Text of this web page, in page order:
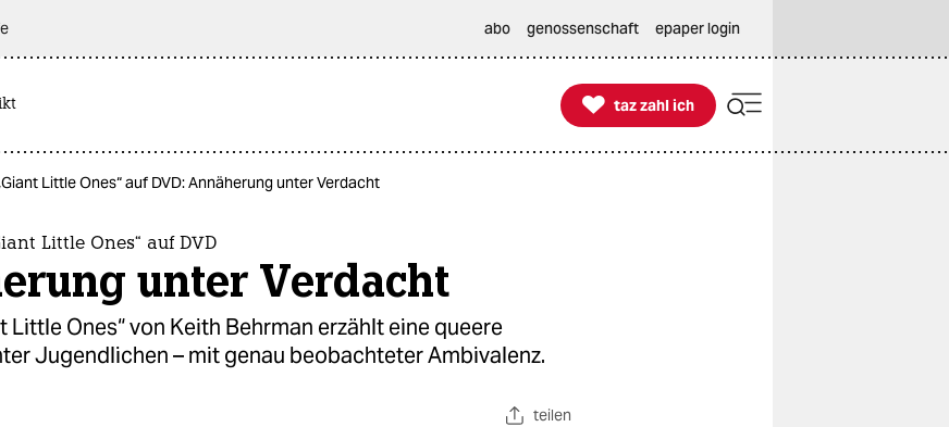
abo genossenschaft epaper login

taz zahl ich
taz zahl ich
Little Ones“ auf DVD: Annäherung unter Verdacht
Little Ones“ auf DVD
unter Verdacht
Little Ones“ von Keith Behrman erzählt eine queere
Jugendlichen – mit genau beobachteter Ambivalenz.
teilen